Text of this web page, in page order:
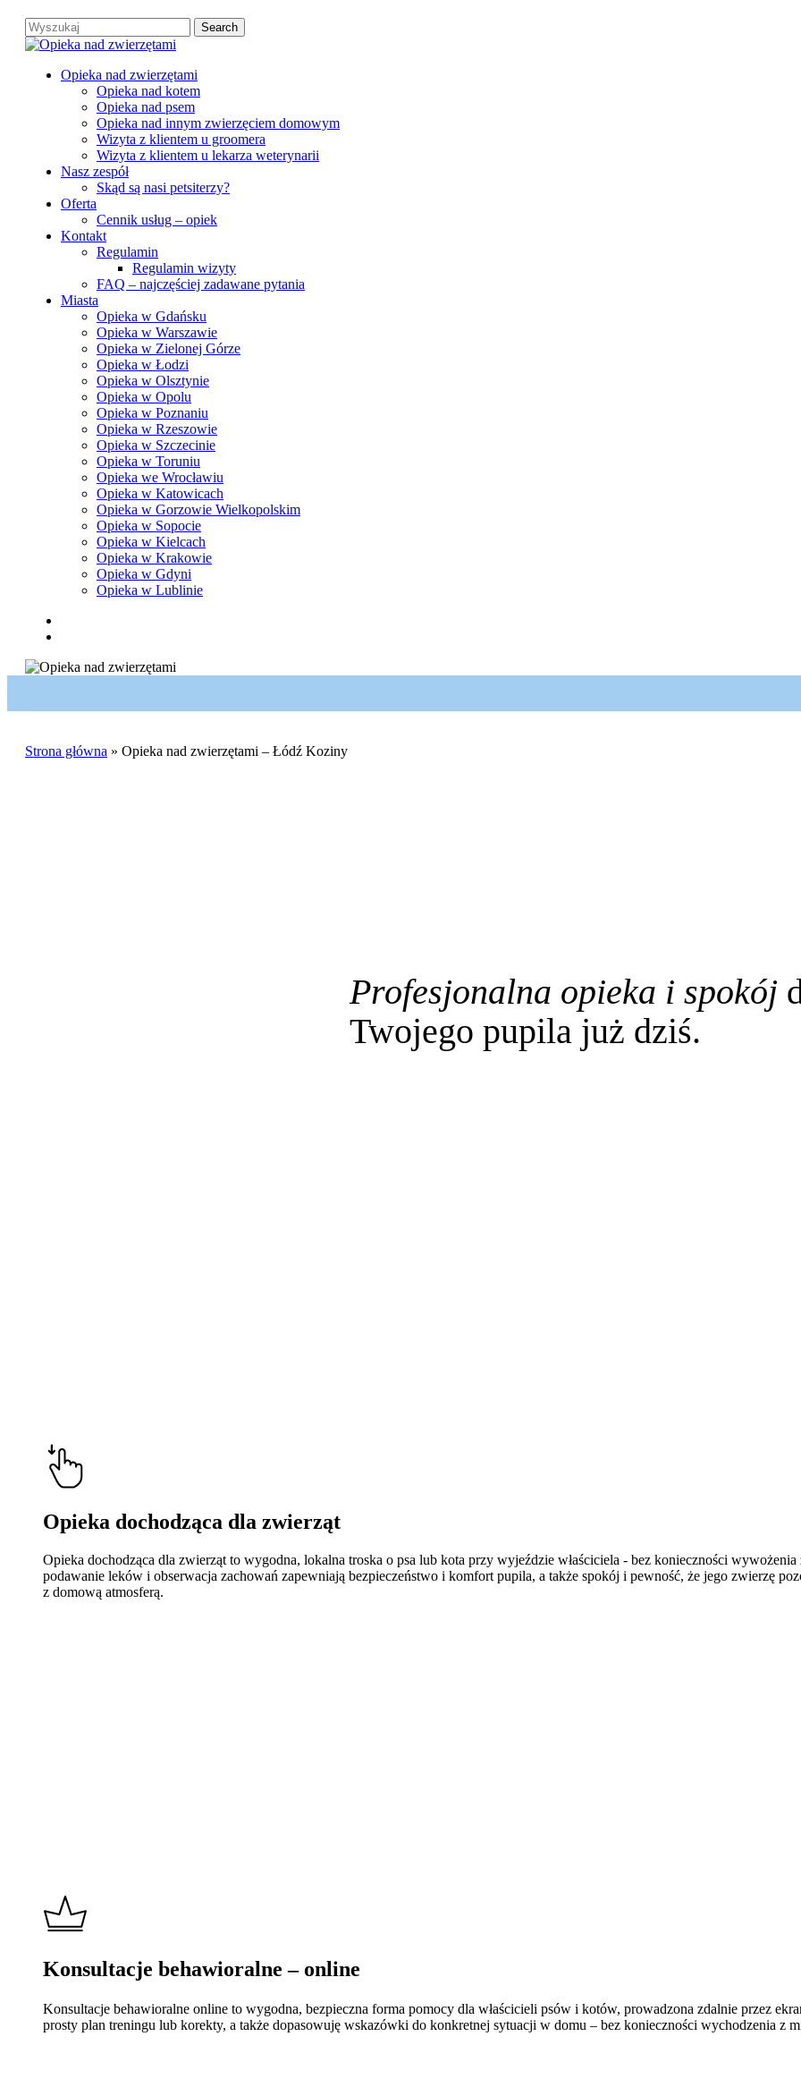
Skip
content
Search
Close
search
Menu
Opieka nad zwierzętami
Opieka nad kotem
Opieka nad psem
Opieka nad innym zwierzęciem domowym
Wizyta z klientem u groomera
Wizyta z klientem u lekarza weterynarii
Nasz zespół
Skąd są nasi petsiterzy?
Oferta
Cennik usług – opiek
Kontakt
Regulamin
Regulamin wizyty
FAQ – najczęściej zadawane pytania
Miasta
Opieka w Gdańsku
Opieka w Warszawie
Opieka w Zielonej Górze
Opieka w Łodzi
Opieka w Olsztynie
Opieka w Opolu
Opieka w Poznaniu
Opieka w Rzeszowie
Opieka w Szczecinie
Opieka w Toruniu
Opieka we Wrocławiu
Opieka w Katowicach
Opieka w Gorzowie Wielkopolskim
Opieka w Sopocie
Opieka w Kielcach
Opieka w Krakowie
Opieka w Gdyni
Opieka w Lublinie
Strona główna » Opieka nad zwierzętami – Łódź Koziny
Profesjonalna opieka i spokój
Twojego pupila już dziś.
Opieka dochodząca dla zwierząt
Opieka dochodząca dla zwierząt to wygodna, lokalna troska o psa lub kota przy wyjeździe właściciela - bez konieczności
podawanie leków i obserwacja zachowań zapewniają bezpieczeństwo i komfort pupila, a także spokój i pewność, że jego zwierzę
z domową atmosferą.
Konsultacje behawioralne – online
Konsultacje behawioralne online to wygodna, bezpieczna forma pomocy dla właścicieli psów i kotów, prowadzona zdalnie przez
prosty plan treningu lub korekty, a także dopasowuję wskazówki do konkretnej sytuacji w domu – bez konieczności wychodzenia z